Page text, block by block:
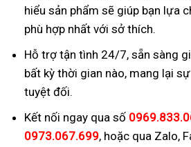
hiểu sản phẩm sẽ giúp bạn lựa
phù hợp nhất với sở thích.
Hỗ trợ tận tình 24/7, sẵn sàng
bất kỳ thời gian nào, mang lại
tuyệt đối.
Kết nối ngay qua số
0973.067.699, hoặc qua Zalo,